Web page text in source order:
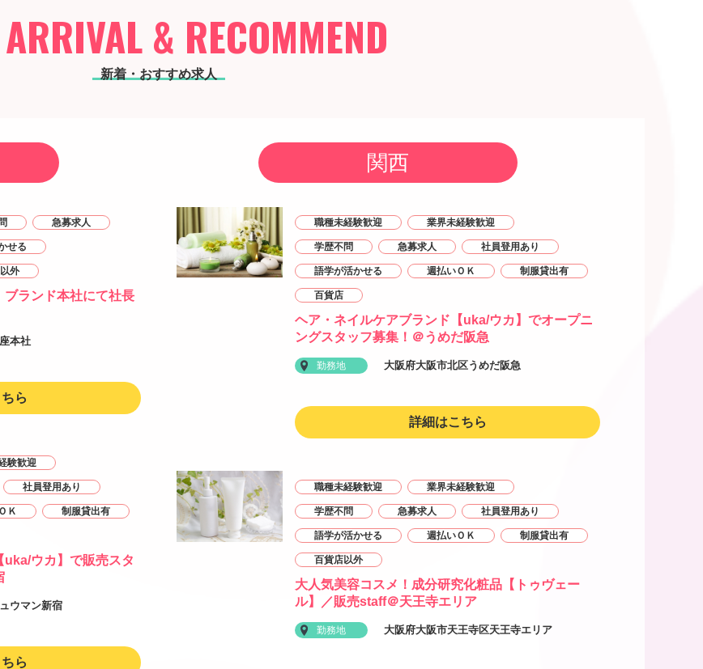
& RECOMMEND
新着・おすすめ求人
急募求人
せる
外
ランド本社にて社長
本社
ら
験歓迎
社員登用あり
Ｋ 制服貸出有
ウカ】で販売スタ
ウマン新宿
ら
関西
職種未経験歓迎 業界未経験歓迎
学歴不問 急募求人 社員登用あり
語学が活かせる 週払いＯＫ 制服貸出有
百貨店
ヘア・ネイルケアブランド【uka/ウカ】でオープニ
ングスタッフ募集！＠うめだ阪急
勤務地 大阪府大阪市北区うめだ阪急
詳細はこちら
職種未経験歓迎 業界未経験歓迎
学歴不問 急募求人 社員登用あり
語学が活かせる 週払いＯＫ 制服貸出有
百貨店以外
大人気美容コスメ！成分研究化粧品【トゥヴェー
ル】／販売staff＠天王寺エリア
勤務地 大阪府大阪市天王寺区天王寺エリア